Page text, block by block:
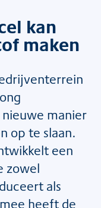
kan
maken
manier
op te slaan.
een
zowel
als
heeft de